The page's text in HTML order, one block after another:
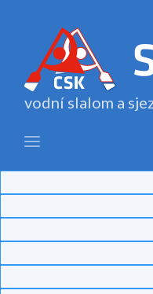
vodní slalom a